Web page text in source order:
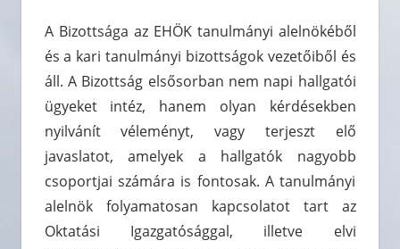
A Bizottsága az EHÖK tanulmányi alelnökéből
és a kari tanulmányi bizottságok vezetőiből és
áll. A Bizottság elsősorban nem napi hallgatói
ügyeket intéz, hanem olyan kérdésekben
nyilvánít véleményt, vagy terjeszt elő
javaslatot, amelyek a hallgatók nagyobb
csoportjai számára is fontosak. A tanulmányi
alelnök folyamatosan kapcsolatot tart az
Oktatási Igazgatósággal, illetve elvi